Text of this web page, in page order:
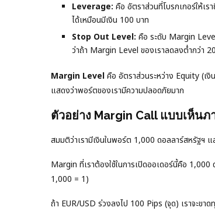
Leverage: คือ อัตราส่วนที่โบรกเกอร์ให้เ
ได้เหมือนมีเงิน 100 บาท
Stop Out Level: คือ ระดับ Margin
ว่าถ้า Margin Level ของเราลดลงต่ำกว่า
Margin Levelคือ อัตราส่วนระหว่าง Equity (เ
แสดงว่าพอร์ตของเรามีความปลอดภัยมาก
ตัวอย่าง Margin Call แบบเห็นภ
สมมติว่าเรามีเงินในพอร์ต 1,000 ดอลลาร์สหรัฐฯ
Margin ที่เราต้องใช้ในการเปิดออเดอร์นี้คือ
1,000 = 1)
ถ้า EUR/USD ร่วงลงไป 100 Pips (จุด) เราจะ